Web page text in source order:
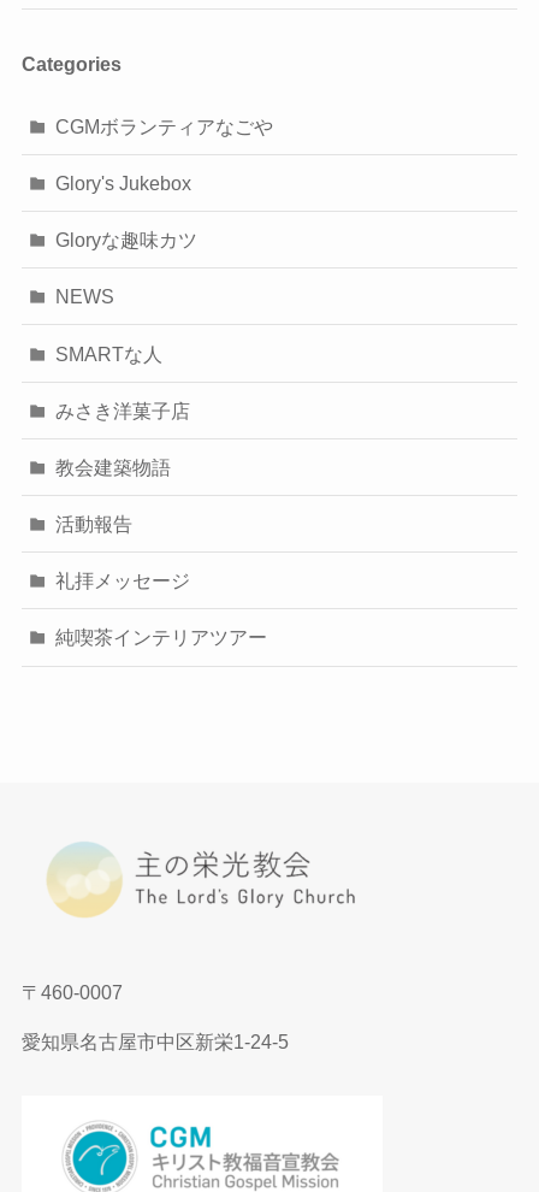
Categories
CGMボランティアなごや
Glory's Jukebox
Gloryな趣味カツ
NEWS
SMARTな人
みさき洋菓子店
教会建築物語
活動報告
礼拝メッセージ
純喫茶インテリアツアー
〒460-0007
愛知県名古屋市中区新栄1-24-5